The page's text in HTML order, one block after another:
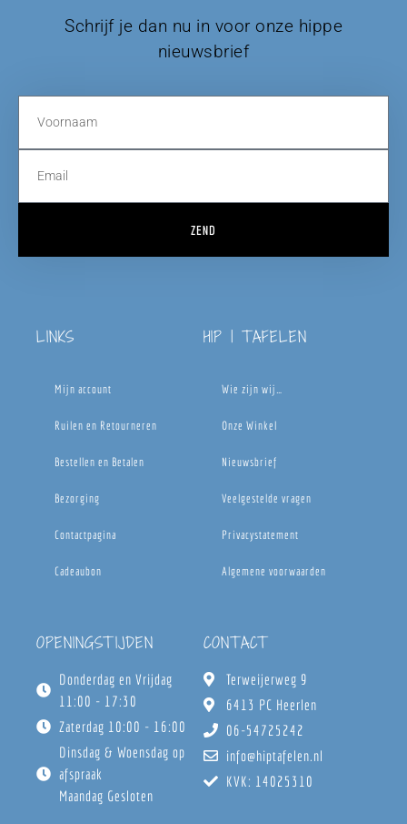
Schrijf je dan nu in voor onze hippe
nieuwsbrief
ZEND
LINKS
Mijn account
Ruilen en Retourneren
Bestellen en Betalen
Bezorging
Contactpagina
Cadeaubon
HIP | TAFELEN
Wie zijn wij…
Onze Winkel
Nieuwsbrief
Veelgestelde vragen
Privacystatement
Algemene voorwaarden
OPENINGSTIJDEN
Donderdag en Vrijdag
11:00 - 17:30
Zaterdag 10:00 - 16:00
Dinsdag & Woensdag op
afspraak
Maandag Gesloten
CONTACT
Terweijerweg 9
6413 PC Heerlen
06-54725242
info@hiptafelen.nl
KVK: 14025310